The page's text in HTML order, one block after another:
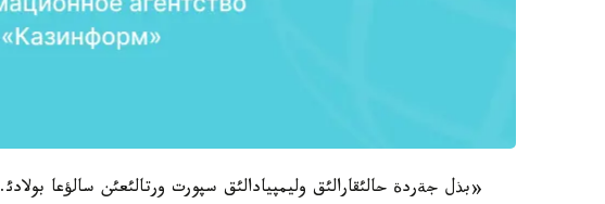
«بذل جةردة حالئقارالئق وليمپيادالئق سپورت ورتالئعئن سالؤعا بولادئ.